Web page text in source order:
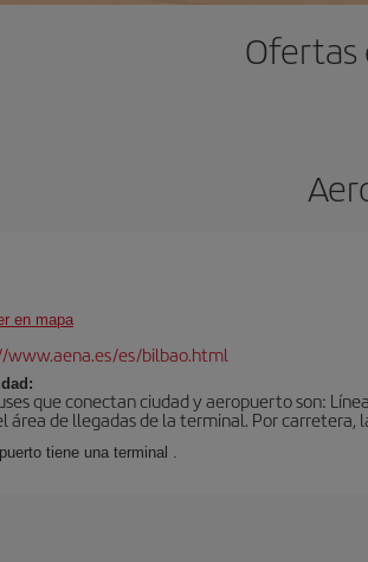
Ofertas
en mapa
www.aena.es/es/bilbao.html
que conectan ciudad y aeropuerto son:
área de llegadas de la terminal. Por carretera,
tiene una terminal .